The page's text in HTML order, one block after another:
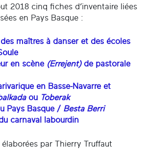
2018 cinq fiches d’inventaire liées
en Pays Basque :
maîtres à danser et des écoles
en scène(Errejent)de pastorale
en Basse-Navarre et
ou Toberak
Pays Basque / Besta Berri
carnaval labourdin
élaborées par Thierry Truffaut